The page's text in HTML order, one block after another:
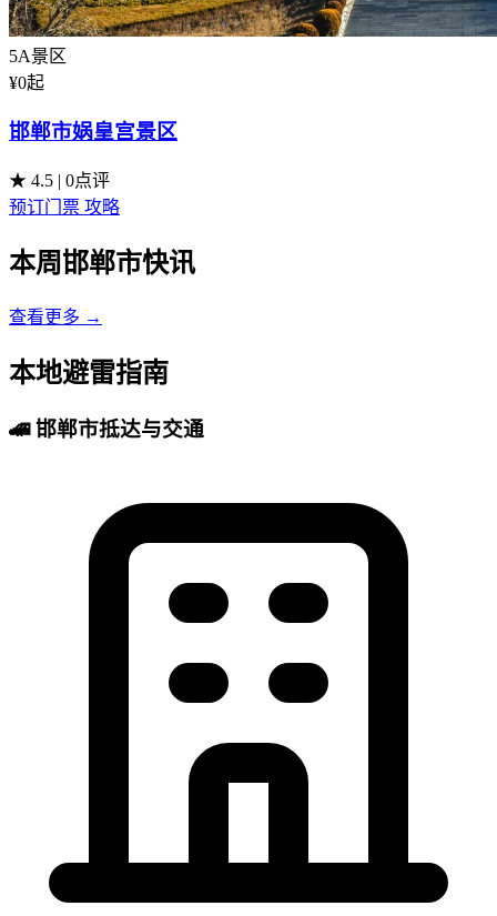
5A景区
¥0起
邯郸市娲皇宫景区
★ 4.5 | 0点评
预订门票 攻略
本周邯郸市快讯
查看更多 →
本地避雷指南
🚄 邯郸市抵达与交通